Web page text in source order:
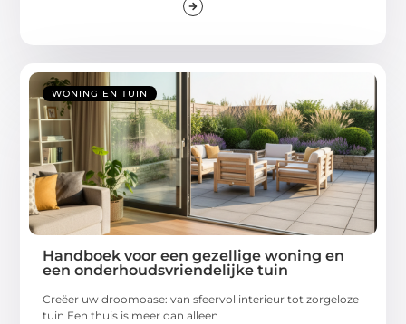
WONING EN TUIN
Handboek voor een gezellige woning en
een onderhoudsvriendelijke tuin
Creëer uw droomoase: van sfeervol interieur tot zorgeloze
tuin Een thuis is meer dan alleen